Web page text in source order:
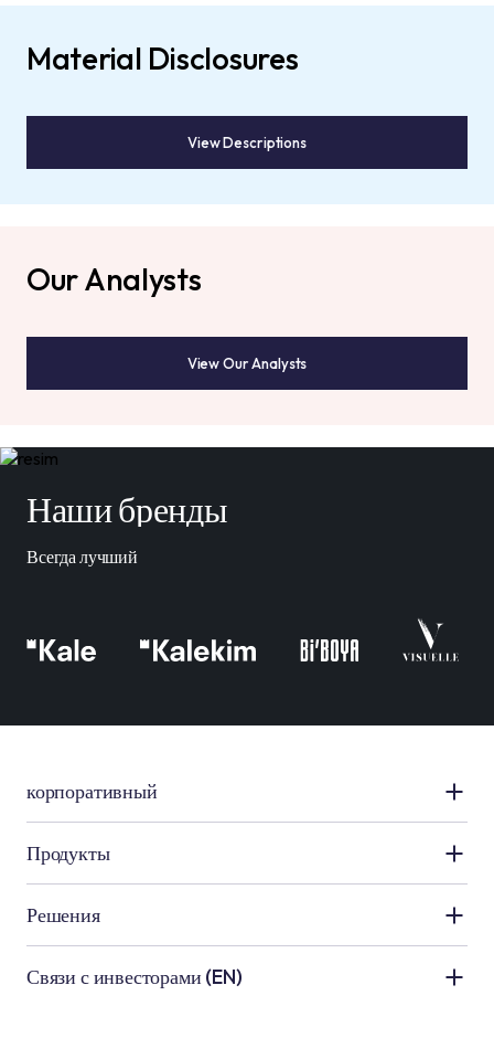
Material Disclosures
View Descriptions
Our Analysts
View Our Analysts
Наши бренды
Всегда лучший
корпоративный
Kale Rруппа
О нас
новости и объявления
Продукты
Применение керамики
Применение гидроизоляции
Техническое применение
Решения
Ванная
Связи с инвесторами (EN)